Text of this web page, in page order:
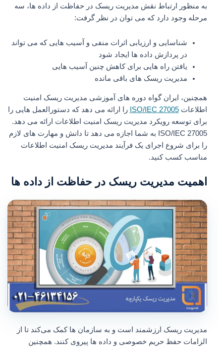
به منظور ارتباط نقش مدیریت ریسک در حفاظت از داده ها، سه
مرحله وجود دارد که می توان در نظر گرفت:
شناسایی و ارزیابی اثرات منفی و آسیب هایی که می تواند
در پردازش داده ها ایجاد شود
یافتن راه هایی برای کاهش چنین آسیب هایی
مدیریت ریسک های باقی مانده
همچنین، ایران گواه دوره های آموزشی مدیریت ریسک امنیت
اطلاعاتISO/IEC 27005را ارائه می دهد که دستورالعمل هایی را
برای توسعه رویکرد مدیریت ریسک امنیت اطلاعات ارائه می دهد.
ISO/IEC 27005 به شما اجازه می دهد تا دانش و مهارت های لازم
را برای شروع اجرای یک فرآیند مدیریت ریسک امنیت اطلاعات
مناسب کسب کنید.
اهمیت مدیریت ریسک در حفاظت از داده ها
مدیریت ریسک ارزشمند است و به سازمان‌ ها کمک می‌کند تا از
الزامات حفظ حریم خصوصی و داده‌ ها پیروی کنند. همچنین